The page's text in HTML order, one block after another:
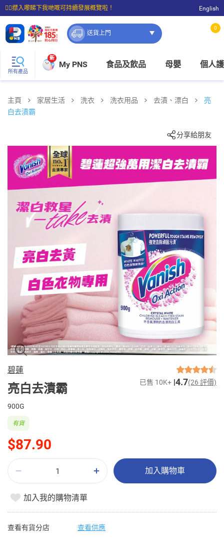
☝🏼㩒入嚟睇下我哋嘅可持續發展概覽啦！
⭐購物滿$399即享免費送貨；滿$100即可免費店取。
English
送貨上門
0
所有產品
新
My PNS 食品及飲品 母嬰 個人
主頁 家居生活 洗衣 洗衣用品 去漬、漂白
亮
白去漬霸
分享給朋友
碧蓮
亮白去漬霸 已售 10K+ 4.7(26 評價)
900G
$87.90
有貨
加入購物車
加入我的購物清單
查看有貨分店 查看供應